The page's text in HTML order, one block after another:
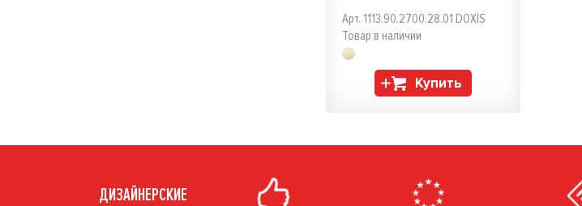
Арт. 1113.90.2700.28.01 DOXIS
Товар в наличии
Купить
ДИЗАЙНЕРСКИЕ